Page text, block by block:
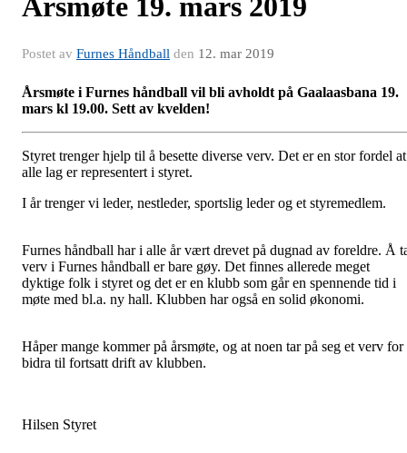
Postet av Furnes Håndball den 12. mar 2019
Årsmøte i Furnes håndball vil bli avholdt på Gaalaasbana 19.
mars kl 19.00. Sett av kvelden!
Styret trenger hjelp til å besette diverse verv. Det er en stor fordel at
alle lag er representert i styret.
I år trenger vi leder, nestleder, sportslig leder og et styremedlem.
Furnes håndball har i alle år vært drevet på dugnad av foreldre. Å
verv i Furnes håndball er bare gøy. Det finnes allerede meget
dyktige folk i styret og det er en klubb som går en spennende tid i
møte med bl.a. ny hall. Klubben har også en solid økonomi.
Håper mange kommer på årsmøte, og at noen tar på seg et verv for
bidra til fortsatt drift av klubben.
Hilsen Styret